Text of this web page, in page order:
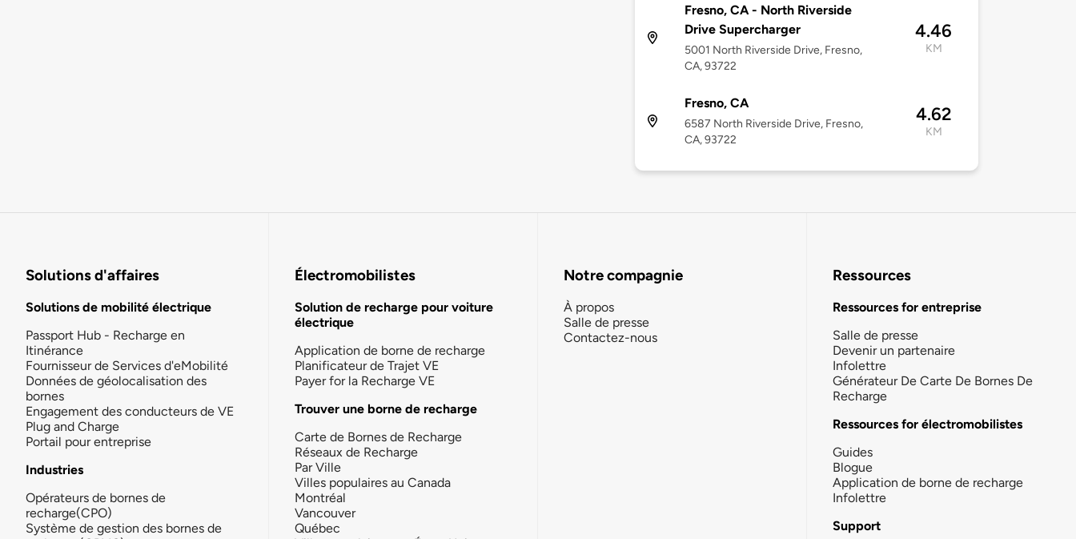
Fresno, CA - North Riverside
Drive Supercharger
5001 North Riverside Drive, Fresno,
CA, 93722
4.46
KM
Fresno, CA
6587 North Riverside Drive, Fresno,
CA, 93722
4.62
KM
Solutions d'affaires
Solutions de mobilité électrique
Passport Hub - Recharge en
Itinérance
Fournisseur de Services d'eMobilité
Données de géolocalisation des
bornes
Engagement des conducteurs de VE
Plug and Charge
Portail pour entreprise
Industries
Opérateurs de bornes de
recharge(CPO)
Système de gestion des bornes de
Électromobilistes
Solution de recharge pour voiture
électrique
Application de borne de recharge
Planificateur de Trajet VE
Payer for la Recharge VE
Trouver une borne de recharge
Carte de Bornes de Recharge
Réseaux de Recharge
Par Ville
Villes populaires au Canada
Montréal
Vancouver
Québec
Notre compagnie
À propos
Salle de presse
Contactez-nous
Ressources
Ressources for entreprise
Salle de presse
Devenir un partenaire
Infolettre
Générateur De Carte De Bornes De
Recharge
Ressources for électromobilistes
Guides
Blogue
Application de borne de recharge
Infolettre
Support